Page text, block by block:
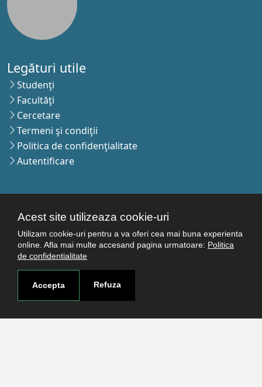
Acest site utilizeaza cookie-uri
Utilizam cookie-uri pentru a va oferi cea mai buna experienta
online. Afla mai multe accesand pagina urmatoare: Politica
de confidentialitate
Accepta Refuza
Legături utile
Studenţi
Facultăţi
Cercetare
Termeni şi condiţii
Politica de confidenţialitate
Autentificare
Pagina de contact
Cum ajungi aici
Covid-19
Str. Petru Rareş nr.2, Craiova, 200349
The Human